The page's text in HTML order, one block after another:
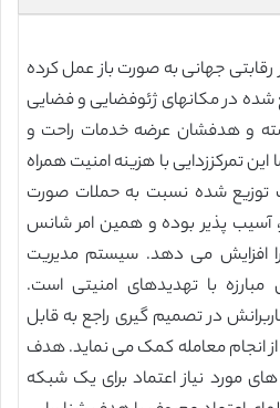
رقابتی جهانی به صورت باز عمل کرده
شده در مکانهای ژئوفضایی و فضایی
و هدفشان عرضه خدمات راحت و
تمرکززدایی با هزینه امنیت همراه
توزیع شده نسبت به حملات صورت
آسیب پذیر بوده و همین امر شانس
افزایش می دهد. سیستم مدیریت
مبارزه با تهدیدهای امنیتی است.
در تصمیم گیری راجع به قابل
انجام معامله کمک می نماید. هدف
مورد نیاز اعتماد برای یک شبکه